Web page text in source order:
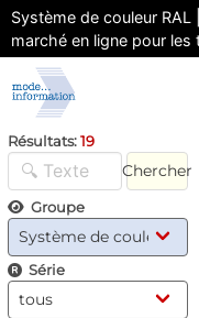
Système de couleur RAL
marché en ligne pour les
couleur, les cartes
couleur | Prévision et
Résultats:19
Chercher
Groupe
Série